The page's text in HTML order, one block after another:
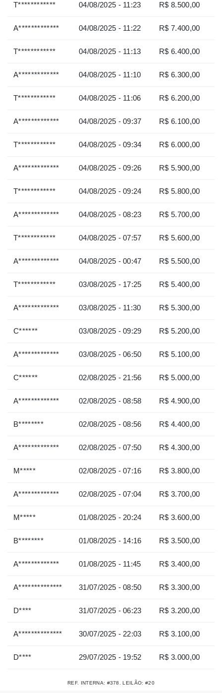
T************ 04/08/2025 - 11:23 R$ 8.500,00
A************* 04/08/2025 - 11:22 R$ 7.400,00
T************ 04/08/2025 - 11:13 R$ 6.400,00
A************* 04/08/2025 - 11:10 R$ 6.300,00
T************ 04/08/2025 - 11:06 R$ 6.200,00
A************* 04/08/2025 - 09:37 R$ 6.100,00
T************ 04/08/2025 - 09:34 R$ 6.000,00
A************* 04/08/2025 - 09:26 R$ 5.900,00
T************ 04/08/2025 - 09:24 R$ 5.800,00
A************* 04/08/2025 - 08:23 R$ 5.700,00
T************ 04/08/2025 - 07:57 R$ 5.600,00
A************* 04/08/2025 - 00:47 R$ 5.500,00
T************ 03/08/2025 - 17:25 R$ 5.400,00
A************* 03/08/2025 - 11:30 R$ 5.300,00
C****** 03/08/2025 - 09:29 R$ 5.200,00
A************* 03/08/2025 - 06:50 R$ 5.100,00
C****** 02/08/2025 - 21:56 R$ 5.000,00
A************* 02/08/2025 - 08:58 R$ 4.900,00
B******** 02/08/2025 - 08:56 R$ 4.400,00
A************* 02/08/2025 - 07:50 R$ 4.300,00
M***** 02/08/2025 - 07:16 R$ 3.800,00
A************* 02/08/2025 - 07:04 R$ 3.700,00
M***** 01/08/2025 - 20:24 R$ 3.600,00
B******** 01/08/2025 - 14:16 R$ 3.500,00
A************* 01/08/2025 - 11:45 R$ 3.400,00
A************** 31/07/2025 - 08:50 R$ 3.300,00
D**** 31/07/2025 - 06:23 R$ 3.200,00
A************** 30/07/2025 - 22:03 R$ 3.100,00
D**** 29/07/2025 - 19:52 R$ 3.000,00
REF. INTERNA: #378. LEILÃO: #20